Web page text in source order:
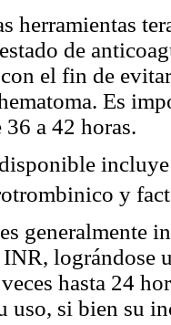
herramientas
de
el fin de
Es
a 42 horas.
y
generalmente
lográndose
hasta 24
uso, si bien su